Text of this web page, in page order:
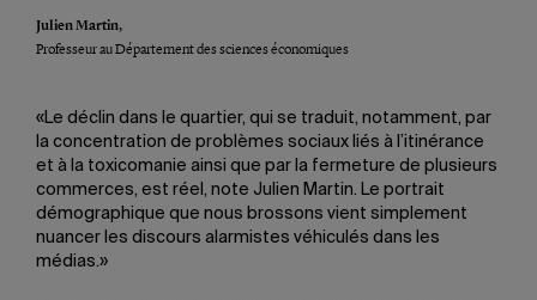
Julien Martin,
Professeur au Département des sciences économiques
«Le déclin dans le quartier, qui se traduit, notamment, par
la concentration de problèmes sociaux liés à l’itinérance
et à la toxicomanie ainsi que par la fermeture de plusieurs
commerces, est réel, note Julien Martin. Le portrait
démographique que nous brossons vient simplement
nuancer les discours alarmistes véhiculés dans les
médias.»